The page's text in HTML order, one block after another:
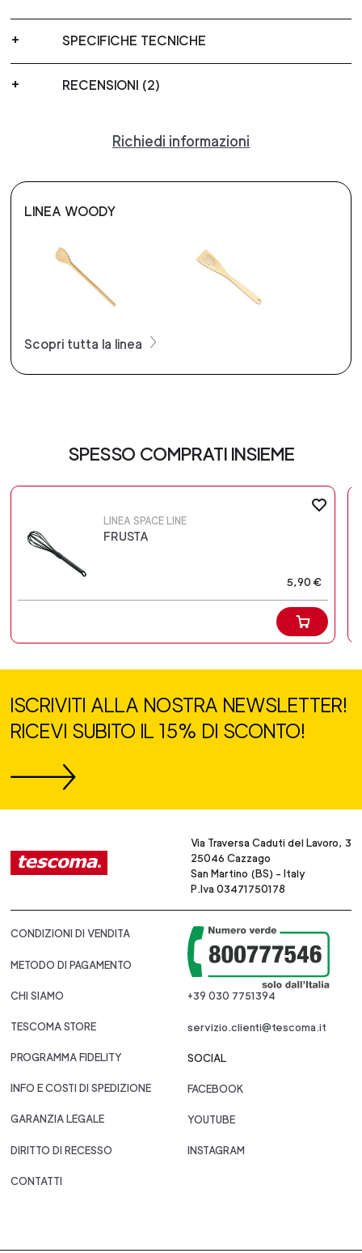
SPECIFICHE TECNICHE
RECENSIONI (2)
Richiedi informazioni
LINEA WOODY
Scopri tutta la linea
SPESSO COMPRATI INSIEME
LINEA SPACE LINE
FRUSTA
5,90 €
ISCRIVITI ALLA NOSTRA NEWSLETTER!
RICEVI SUBITO IL 15% DI SCONTO!
Via Traversa Caduti del Lavoro, 3
25046 Cazzago
San Martino (BS) - Italy
P.Iva 03471750178
CONDIZIONI DI VENDITA
METODO DI PAGAMENTO
CHI SIAMO
TESCOMA STORE
PROGRAMMA FIDELITY
INFO E COSTI DI SPEDIZIONE
GARANZIA LEGALE
DIRITTO DI RECESSO
CONTATTI
+39 030 7751394
servizio.clienti@tescoma.it
SOCIAL
FACEBOOK
YOUTUBE
INSTAGRAM